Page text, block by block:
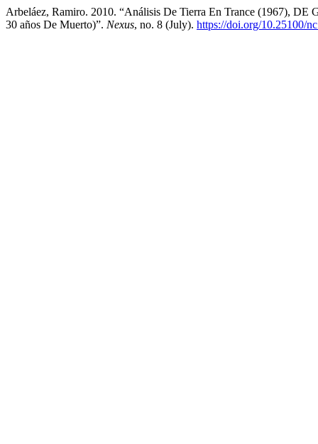
Arbeláez, Ramiro. 2010. “Análisis De Tierra En Trance (1967), DE
30 años De Muerto)”. Nexus, no. 8 (July). https://doi.org/10.25100/